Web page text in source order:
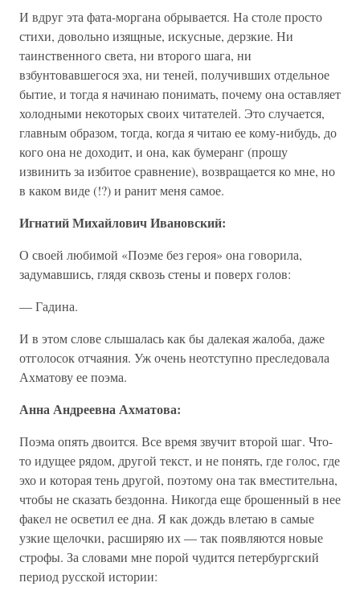
И вдруг эта фата-моргана обрывается. На столе просто
стихи, довольно изящные, искусные, дерзкие. Ни
таинственного света, ни второго шага, ни
взбунтовавшегося эха, ни теней, получивших отдельное
бытие, и тогда я начинаю понимать, почему она оставляет
холодными некоторых своих читателей. Это случается,
главным образом, тогда, когда я читаю ее кому-нибудь, до
кого она не доходит, и она, как бумеранг (прошу
извинить за избитое сравнение), возвращается ко мне, но
в каком виде (!?) и ранит меня самое.
Игнатий Михайлович Ивановский:
О своей любимой «Поэме без героя» она говорила,
задумавшись, глядя сквозь стены и поверх голов:
— Гадина.
И в этом слове слышалась как бы далекая жалоба, даже
отголосок отчаяния. Уж очень неотступно преследовала
Ахматову ее поэма.
Анна Андреевна Ахматова:
Поэма опять двоится. Все время звучит второй шаг. Что-
то идущее рядом, другой текст, и не понять, где голос, где
эхо и которая тень другой, поэтому она так вместительна,
чтобы не сказать бездонна. Никогда еще брошенный в нее
факел не осветил ее дна. Я как дождь влетаю в самые
узкие щелочки, расширяю их — так появляются новые
строфы. За словами мне порой чудится петербургский
период русской истории: